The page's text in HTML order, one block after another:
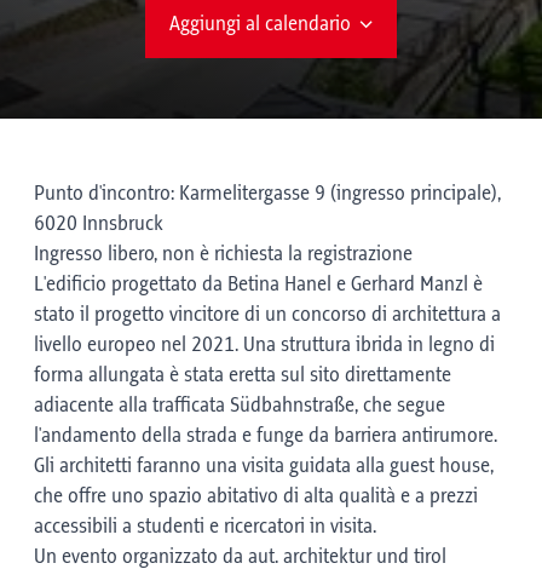
Aggiungi al calendario
Punto d'incontro: Karmelitergasse 9 (ingresso principale),
6020 Innsbruck
Ingresso libero, non è richiesta la registrazione
L'edificio progettato da Betina Hanel e Gerhard Manzl è
stato il progetto vincitore di un concorso di architettura a
livello europeo nel 2021. Una struttura ibrida in legno di
forma allungata è stata eretta sul sito direttamente
adiacente alla trafficata Südbahnstraße, che segue
l'andamento della strada e funge da barriera antirumore.
Gli architetti faranno una visita guidata alla guest house,
che offre uno spazio abitativo di alta qualità e a prezzi
accessibili a studenti e ricercatori in visita.
Un evento organizzato da aut. architektur und tirol